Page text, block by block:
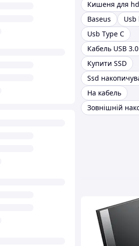
Кишеня для
Baseus
Usb
Usb Type C
Кабель USB 3.0
Купити SSD
Ssd
На кабель